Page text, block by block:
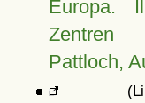
Europa.
Zentren
Pattloch,